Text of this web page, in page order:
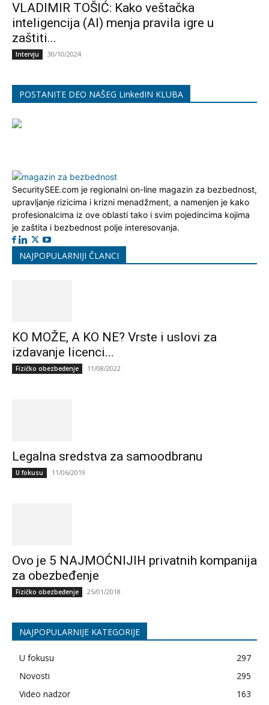
VLADIMIR TOŠIĆ: Kako veštačka
inteligencija (AI) menja pravila igre u
zaštiti...
Intervju 30/10/2024
POSTANITE DEO NAŠEG LinkedIN KLUBA
SecuritySEE.com je regionalni on-line magazin za bezbednost,
upravljanje rizicima i krizni menadžment, a namenjen je kako
profesionalcima iz ove oblasti tako i svim pojedincima kojima
je zaštita i bezbednost polje interesovanja.
NAJPOPULARNIJI ČLANCI
KO MOŽE, A KO NE? Vrste i uslovi za
izdavanje licenci...
Fizičko obezbeđenje 11/08/2022
Legalna sredstva za samoodbranu
U fokusu 11/06/2019
Ovo je 5 NAJMOĆNIJIH privatnih kompanija
za obezbeđenje
Fizičko obezbeđenje 25/01/2018
NAJPOPULARNIJE KATEGORIJE
U fokusu
297
Novosti
295
Video nadzor
163